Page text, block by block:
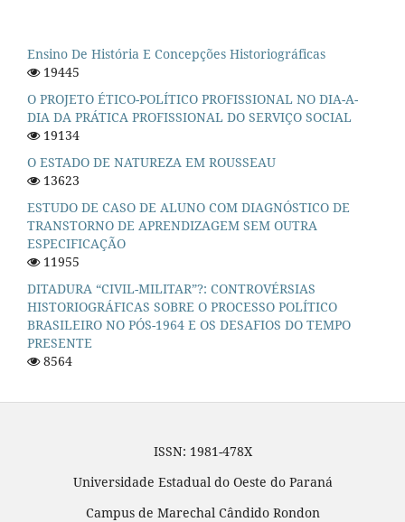
Ensino De História E Concepções Historiográficas
19445
O PROJETO ÉTICO-POLÍTICO PROFISSIONAL NO DIA-A-
DIA DA PRÁTICA PROFISSIONAL DO SERVIÇO SOCIAL
19134
O ESTADO DE NATUREZA EM ROUSSEAU
13623
ESTUDO DE CASO DE ALUNO COM DIAGNÓSTICO DE
TRANSTORNO DE APRENDIZAGEM SEM OUTRA
ESPECIFICAÇÃO
11955
DITADURA “CIVIL-MILITAR”?: CONTROVÉRSIAS
HISTORIOGRÁFICAS SOBRE O PROCESSO POLÍTICO
BRASILEIRO NO PÓS-1964 E OS DESAFIOS DO TEMPO
PRESENTE
8564
ISSN: 1981-478X
Universidade Estadual do Oeste do Paraná
Campus de Marechal Cândido Rondon